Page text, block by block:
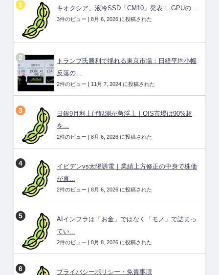
キオクシア、液冷SSD「CM10」発表！ GPUの...
3件のビュー | 8月 6, 2026 に投稿された
トランプ氏勝利で揺れる東京市場：日経平均小幅
反落の...
2件のビュー | 11月 7, 2024 に投稿された
日銀9月利上げ観測が急浮上｜OIS市場は90%超
を...
2件のビュー | 8月 6, 2026 に投稿された
イビデンvs太陽誘電｜業績上方修正の中身で株価
が真...
2件のビュー | 8月 6, 2026 に投稿された
AIインフラは「お金」ではなく「モノ」で詰まっ
てい...
2件のビュー | 8月 8, 2026 に投稿された
プライバシーポリシー・免責事項